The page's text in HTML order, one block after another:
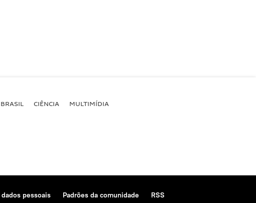
BRASIL CIÊNCIA MULTIMÍDIA
pessoais Padrões da comunidade RSS